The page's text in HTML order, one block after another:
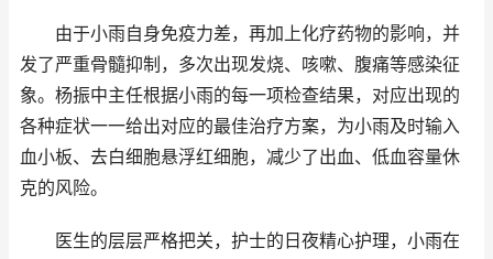
由于小雨自身免疫力差，再加上化疗药物的影响，并
发了严重骨髓抑制，多次出现发烧、咳嗽、腹痛等感染征
象。杨振中主任根据小雨的每一项检查结果，对应出现的
各种症状一一给出对应的最佳治疗方案，为小雨及时输入
血小板、去白细胞悬浮红细胞，减少了出血、低血容量休
克的风险。
医生的层层严格把关，护士的日夜精心护理，小雨在